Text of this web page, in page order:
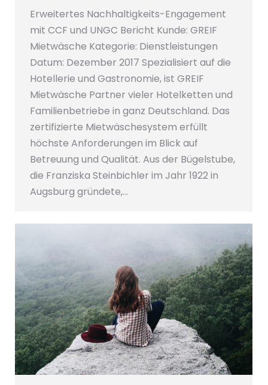
Erweitertes Nachhaltigkeits-Engagement
mit CCF und UNGC Bericht Kunde: GREIF
Mietwäsche Kategorie: Dienstleistungen
Datum: Dezember 2017 Spezialisiert auf die
Hotellerie und Gastronomie, ist GREIF
Mietwäsche Partner vieler Hotelketten und
Familienbetriebe in ganz Deutschland. Das
zertifizierte Mietwäschesystem erfüllt
höchste Anforderungen im Blick auf
Betreuung und Qualität. Aus der Bügelstube,
die Franziska Steinbichler im Jahr 1922 in
Augsburg gründete,…